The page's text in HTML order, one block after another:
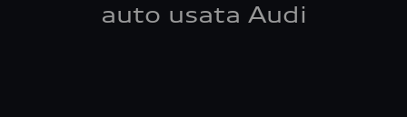
auto usata Audi